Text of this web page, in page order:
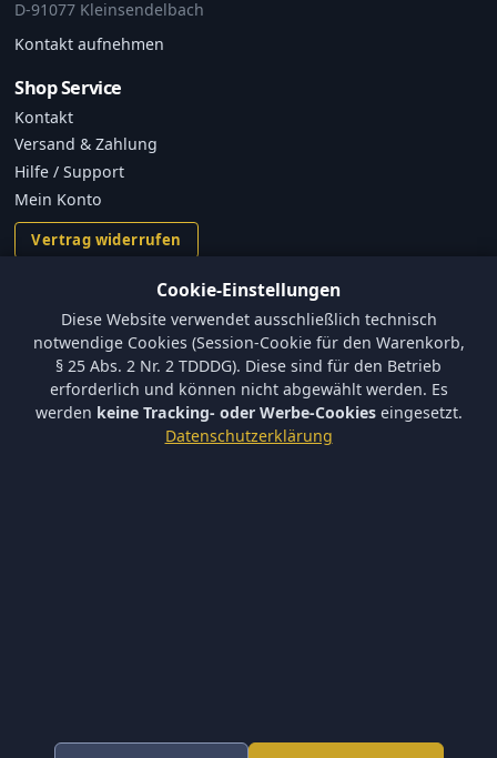
D-91077 Kleinsendelbach
Kontakt aufnehmen
Shop Service
Kontakt
Versand & Zahlung
Hilfe / Support
Mein Konto
Vertrag widerrufen
Versand und Zahlungsbedingungen
Batterieverordnung & Sicherheitshinweise
Datenschutz
* Alle Preise inkl. gesetzl. Mehrwertsteuer zzgl.Versandkosten
Cookie-Einstellungen
Diese Website verwendet ausschließlich technisch
notwendige Cookies (Session-Cookie für den Warenkorb,
§ 25 Abs. 2 Nr. 2 TDDDG). Diese sind für den Betrieb
erforderlich und können nicht abgewählt werden. Es
werden keine Tracking- oder Werbe-Cookieseingesetzt.
Datenschutzerklärung